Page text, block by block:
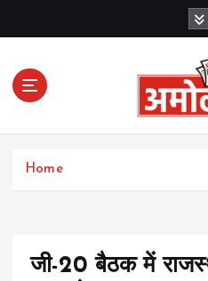
c
Amolak News
Home
जी-20 बैठक में